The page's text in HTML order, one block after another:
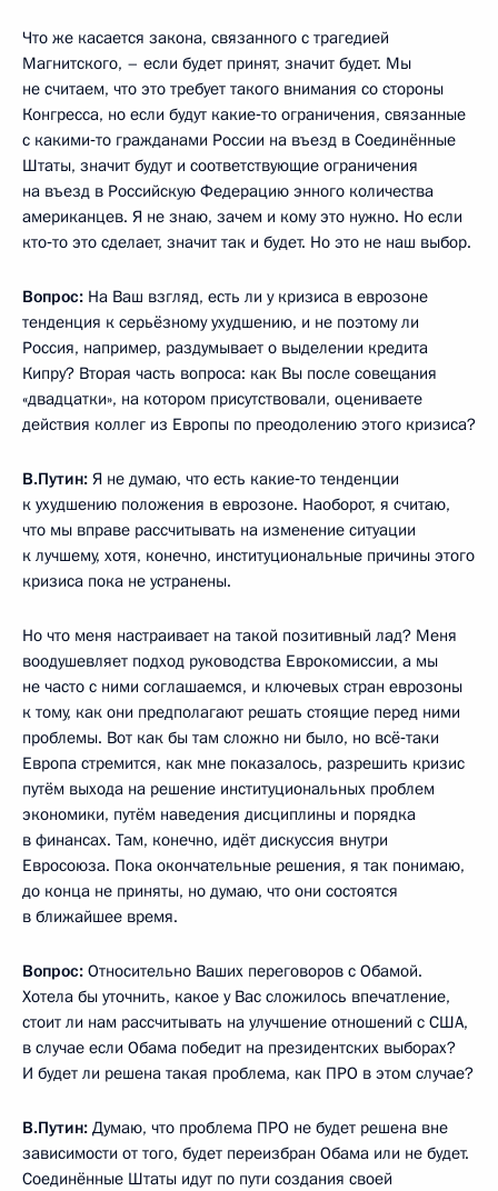
Что же касается закона, связанного с трагедией
Магнитского, – если будет принят, значит будет. Мы
не считаем, что это требует такого внимания со стороны
Конгресса, но если будут какие‑то ограничения, связанные
с какими‑то гражданами России на въезд в Соединённые
Штаты, значит будут и соответствующие ограничения
на въезд в Российскую Федерацию энного количества
американцев. Я не знаю, зачем и кому это нужно. Но если
кто‑то это сделает, значит так и будет. Но это не наш выбор.
Вопрос: На Ваш взгляд, есть ли у кризиса в еврозоне
тенденция к серьёзному ухудшению, и не поэтому ли
Россия, например, раздумывает о выделении кредита
Кипру? Вторая часть вопроса: как Вы после совещания
«двадцатки», на котором присутствовали, оцениваете
действия коллег из Европы по преодолению этого кризиса?
В.Путин: Я не думаю, что есть какие‑то тенденции
к ухудшению положения в еврозоне. Наоборот, я считаю,
что мы вправе рассчитывать на изменение ситуации
к лучшему, хотя, конечно, институциональные причины этого
кризиса пока не устранены.
Но что меня настраивает на такой позитивный лад? Меня
воодушевляет подход руководства Еврокомиссии, а мы
не часто с ними соглашаемся, и ключевых стран еврозоны
к тому, как они предполагают решать стоящие перед ними
проблемы. Вот как бы там сложно ни было, но всё‑таки
Европа стремится, как мне показалось, разрешить кризис
путём выхода на решение институциональных проблем
экономики, путём наведения дисциплины и порядка
в финансах. Там, конечно, идёт дискуссия внутри
Евросоюза. Пока окончательные решения, я так понимаю,
до конца не приняты, но думаю, что они состоятся
в ближайшее время.
Вопрос: Относительно Ваших переговоров с Обамой.
Хотела бы уточнить, какое у Вас сложилось впечатление,
стоит ли нам рассчитывать на улучшение отношений с США,
в случае если Обама победит на президентских выборах?
И будет ли решена такая проблема, как ПРО в этом случае?
В.Путин: Думаю, что проблема ПРО не будет решена вне
зависимости от того, будет переизбран Обама или не будет.
Соединённые Штаты идут по пути создания своей